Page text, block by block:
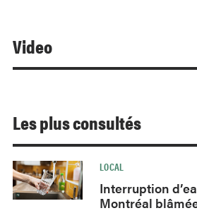
Video
Les plus consultés
LOCAL
Interruption
Montréal